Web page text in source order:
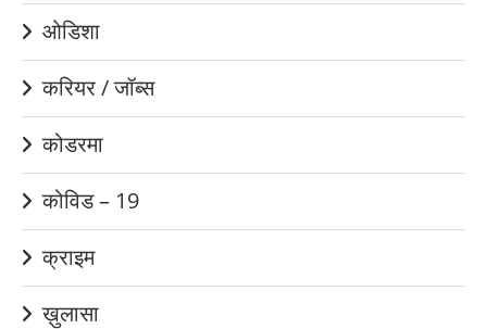
ओडिशा
करियर / जॉब्स
कोडरमा
कोविड – 19
क्राइम
ख़ुलासा